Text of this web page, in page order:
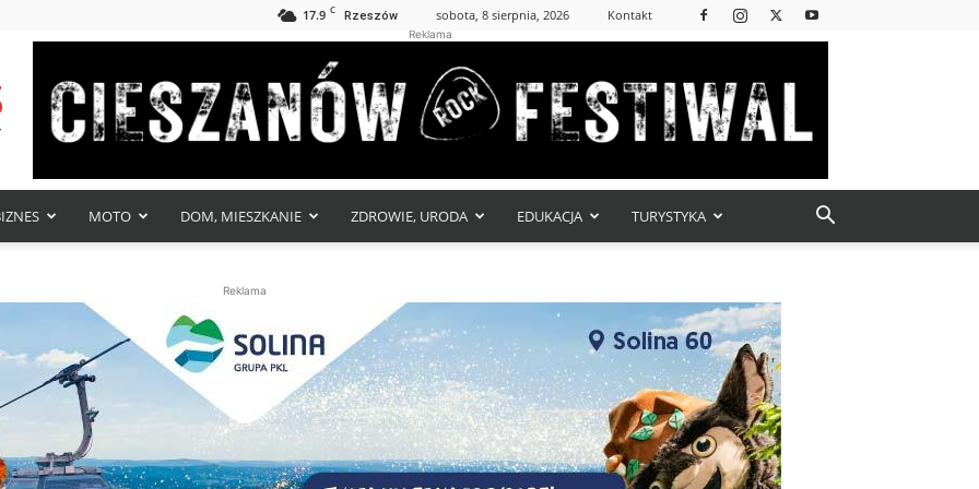
17.9 C Rzeszów sobota, 8 sierpnia, 2026 Kontakt
Reklama
MOTO DOM, MIESZKANIE ZDROWIE, URODA EDUKACJA TURYSTYKA
Reklama